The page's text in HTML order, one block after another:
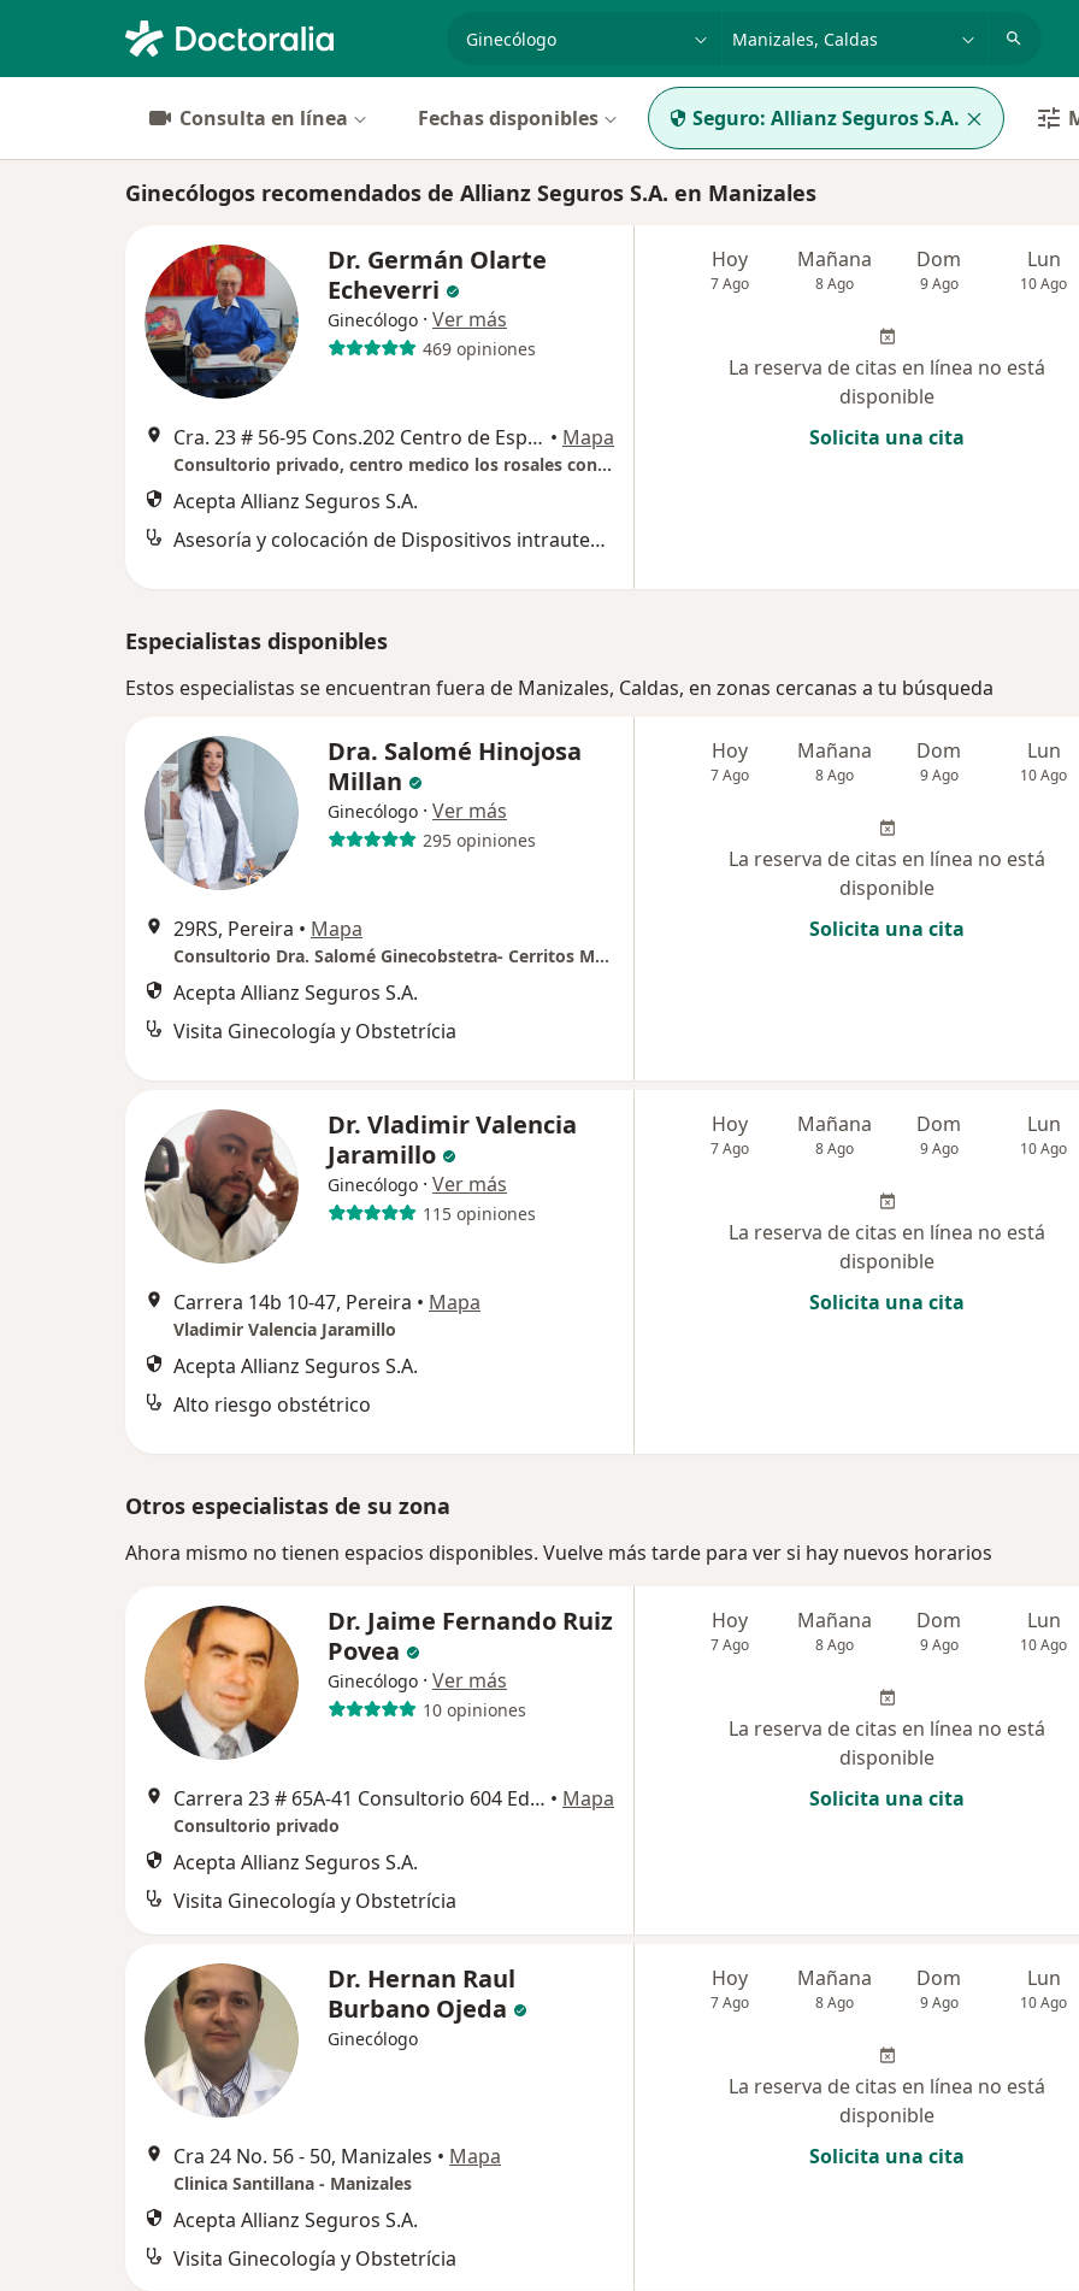
especialidad, enfermedad o nombre
Consulta en línea Fechas disponibles Seguro: Allianz Seguros S.A.
Ginecólogos recomendados de Allianz Seguros S.A. en Manizales
Dr. Germán Olarte
Echeverri
Ginecólogo · Ver más
469 opiniones
Cra. 23 # 56-95 Cons.202 Centro de Especialistas Los Rosales, Manizales • Mapa
Consultorio privado, centro medico los rosales consultorio 202
Acepta Allianz Seguros S.A.
Asesoría y colocación de Dispositivos intrauterinos de última generación (Mirena, Kyleena, Jaydess)
Hoy
7 Ago
Mañana
8 Ago
Dom
9 Ago
Lun
10 Ago
La reserva de citas en línea no está
disponible
Solicita una cita
Especialistas disponibles
Estos especialistas se encuentran fuera de Manizales, Caldas, en zonas cercanas a tu búsqueda
Dra. Salomé Hinojosa
Millan
Ginecólogo · Ver más
295 opiniones
29RS, Pereira • Mapa
Consultorio Dra. Salomé Ginecobstetra- Cerritos Mall . Cons 405.
Acepta Allianz Seguros S.A.
Visita Ginecología y Obstetrícia
Hoy
7 Ago
Mañana
8 Ago
Dom
9 Ago
Lun
10 Ago
La reserva de citas en línea no está
disponible
Solicita una cita
Dr. Vladimir Valencia
Jaramillo
Ginecólogo · Ver más
115 opiniones
Carrera 14b 10-47, Pereira • Mapa
Vladimir Valencia Jaramillo
Acepta Allianz Seguros S.A.
Alto riesgo obstétrico
Hoy
7 Ago
Mañana
8 Ago
Dom
9 Ago
Lun
10 Ago
La reserva de citas en línea no está
disponible
Solicita una cita
Otros especialistas de su zona
Ahora mismo no tienen espacios disponibles. Vuelve más tarde para ver si hay nuevos horarios
Dr. Jaime Fernando Ruiz
Povea
Ginecólogo · Ver más
10 opiniones
Carrera 23 # 65A-41 Consultorio 604 Edificio Parque médico, Manizales • Mapa
Consultorio privado
Acepta Allianz Seguros S.A.
Visita Ginecología y Obstetrícia
Hoy
7 Ago
Mañana
8 Ago
Dom
9 Ago
Lun
10 Ago
La reserva de citas en línea no está
disponible
Solicita una cita
Dr. Hernan Raul
Burbano Ojeda
Ginecólogo
Cra 24 No. 56 - 50, Manizales • Mapa
Clinica Santillana - Manizales
Acepta Allianz Seguros S.A.
Visita Ginecología y Obstetrícia
Hoy
7 Ago
Mañana
8 Ago
Dom
9 Ago
Lun
10 Ago
La reserva de citas en línea no está
disponible
Solicita una cita